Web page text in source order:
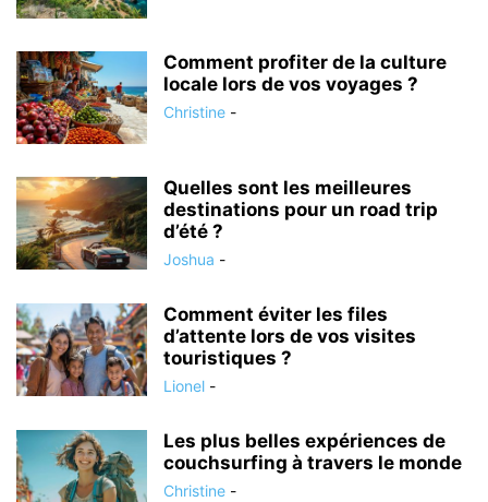
Comment profiter de la culture
locale lors de vos voyages ?
Christine -
Quelles sont les meilleures
destinations pour un road trip
d’été ?
Joshua -
Comment éviter les files
d’attente lors de vos visites
touristiques ?
Lionel -
Les plus belles expériences de
couchsurfing à travers le monde
Christine -